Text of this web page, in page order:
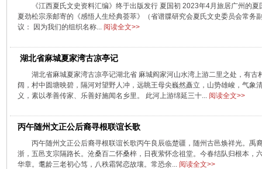
《江西夏氏文史资料汇编》终于出版发行 夏国初 2023年4月旅居广州的
夏劲松宗亲邮寄的《感悟人生经典荟萃》（省谱牒研究会夏氏文史委员会常务
议： 因为我们的组织名称... 阅读全文>>
湖北省麻城夏家湾古凉亭记
湖北省麻城夏家湾古凉亭记湖北省 麻城阎家河山水湾上游二里之处，有
阔，村中圆塘映碧，隔河对望野人冲，远眺王母尖巍然矗立，山势雄峻，气象
义，素以孝善传家、乐善好施闻名乡里。 此河上游绵延三十... 阅读全文>>
丙午随州文正公后裔寻根联谊长歌
丙午随州文正公后裔寻根联谊长歌丙午良辰临楚疆，随州古邑焕祥光。禹
浙，五邑支宗隔路长。沧桑百二怀桑梓，日夜萦怀念祖堂。今春结队归根本，
华章。耄龄三老初心笃，八秩霜髯恋故壤。常恐余... 阅读全文>>